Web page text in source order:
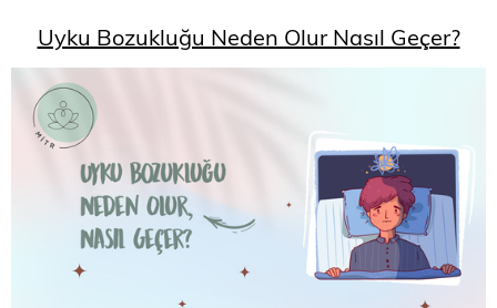
Uyku Bozukluğu Neden Olur Nasıl Geçer?